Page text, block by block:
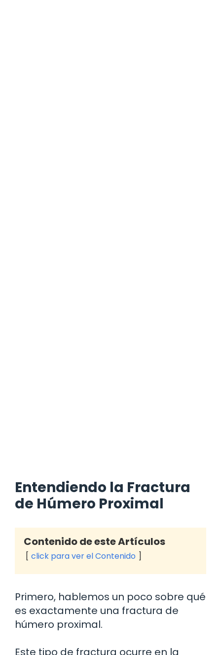
Entendiendo la Fractura
de Húmero Proximal
Contenido de este Artículos
click para ver el Contenido
Primero, hablemos un poco sobre qué
es exactamente una fractura de
húmero proximal.
Este tipo de fractura ocurre en la